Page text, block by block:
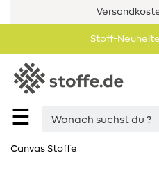
Stoff-
☰
Canvas Stoffe